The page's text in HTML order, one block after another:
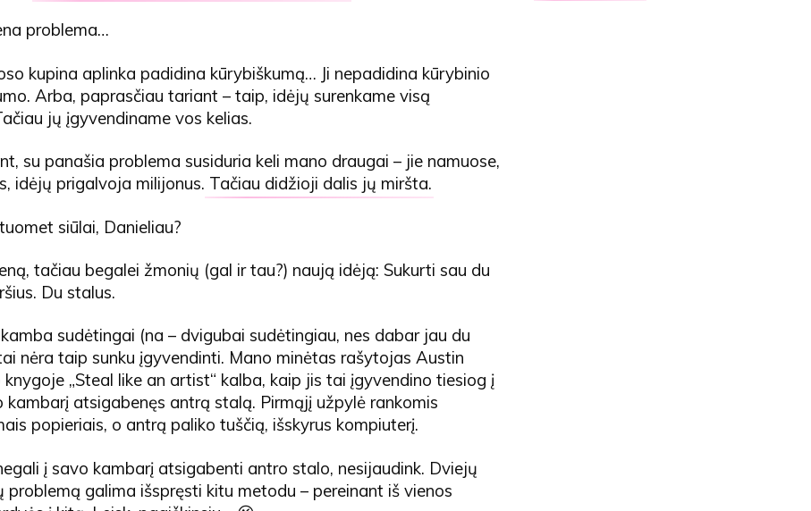
problema…
kupina aplinka padidina kūrybiškumą… Ji nepadidina kūrybinio
Arba, paprasčiau tariant – taip, idėjų surenkame visą
jų įgyvendiname vos kelias.
su panašia problema susiduria keli mano draugai – jie namuose,
idėjų prigalvoja milijonus. Tačiau didžioji dalis jų miršta.
siūlai, Danieliau?
tačiau begalei žmonių (gal ir tau?) naują idėją: Sukurti sau du
Du stalus.
sudėtingai (na – dvigubai sudėtingiau, nes dabar jau du
nėra taip sunku įgyvendinti. Mano minėtas rašytojas Austin
knygoje „Steal like an artist“ kalba, kaip jis tai įgyvendino tiesiog į
kambarį atsigabenęs antrą stalą. Pirmąjį užpylė rankomis
popieriais, o antrą paliko tuščią, išskyrus kompiuterį.
į savo kambarį atsigabenti antro stalo, nesijaudink. Dviejų
problemą galima išspręsti kitu metodu – pereinant iš vienos